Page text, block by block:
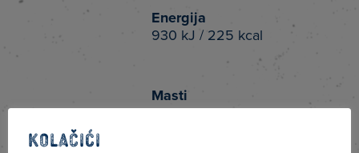
Energija
930 kJ / 225 kcal
Masti
22 g
Kolačići